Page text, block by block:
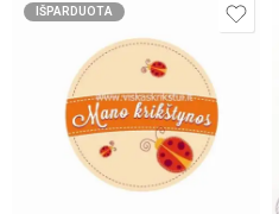
IŠPARDUOTA